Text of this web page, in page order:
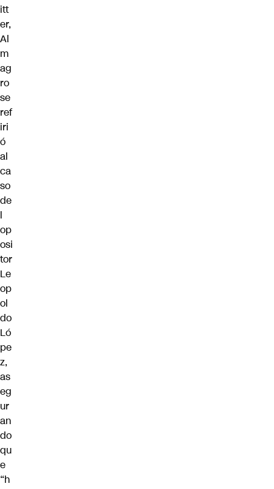
itt
er,
Al
m
ag
ro
se
ref
iri
ó
al
ca
so
de
l
op
osi
tor
Le
op
ol
do
Ló
pe
z,
as
eg
ur
an
do
qu
e
“h